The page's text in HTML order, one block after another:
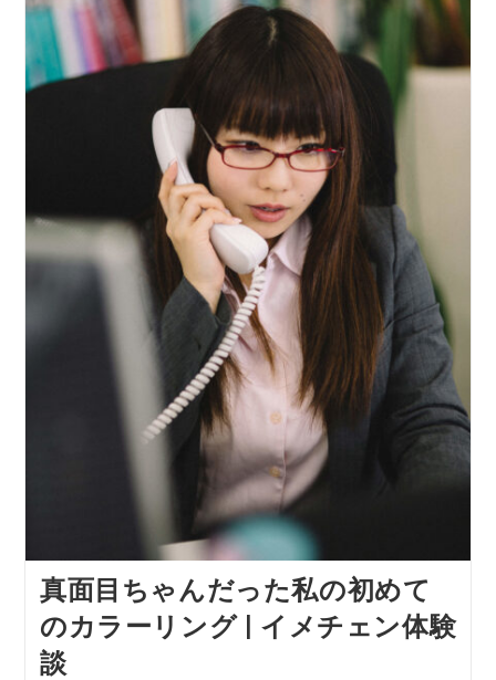
真面目ちゃんだった私の初めて
のカラーリング | イメチェン体験
談